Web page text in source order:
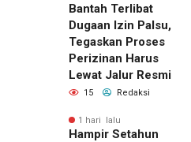
Bantah Terlibat
Dugaan Izin Palsu,
Tegaskan Proses
Perizinan Harus
Lewat Jalur Resmi
15 Redaksi
1 hari lalu
Hampir Setahun